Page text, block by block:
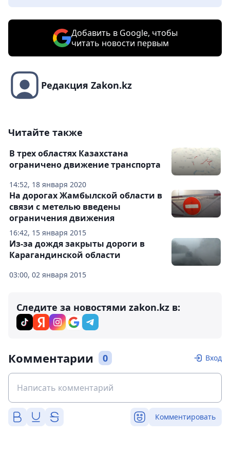
Добавить в Google, чтобы
читать новости первым
Редакция Zakon.kz
Читайте также
14:52, 18 января 2020
В трех областях Казахстана
ограничено движение транспорта
16:42, 15 января 2015
На дорогах Жамбылской области в
связи с метелью введены
ограничения движения
03:00, 02 января 2015
Из-за дождя закрыты дороги в
Карагандинской области
Следите за новостями zakon.kz в:
Комментарии 0 Вход
Комментировать